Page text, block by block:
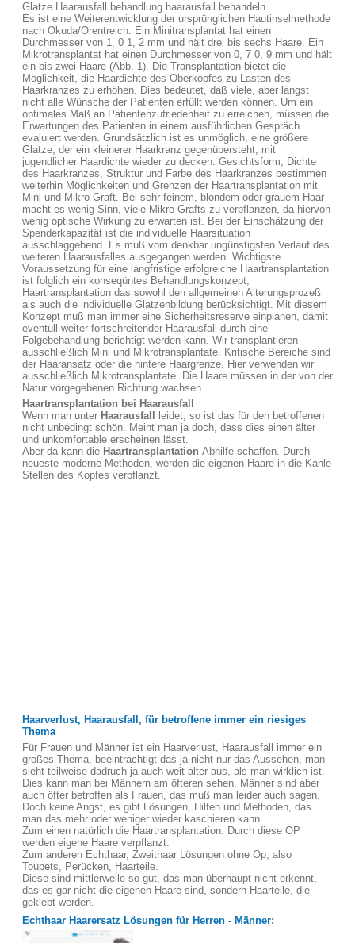
Glatze Haarausfall behandlung haarausfall behandeln
Es ist eine Weiterentwicklung der ursprünglichen Hautinselmethode
nach Okuda/Orentreich. Ein Minitransplantat hat einen
Durchmesser von 1, 0 1, 2 mm und hält drei bis sechs Haare. Ein
Mikrotransplantat hat einen Durchmesser von 0, 7 0, 9 mm und hält
ein bis zwei Haare (Abb. 1). Die Transplantation bietet die
Möglichkeit, die Haardichte des Oberkopfes zu Lasten des
Haarkranzes zu erhöhen. Dies bedeutet, daß viele, aber längst
nicht alle Wünsche der Patienten erfüllt werden können. Um ein
optimales Maß an Patientenzufriedenheit zu erreichen, müssen die
Erwartungen des Patienten in einem ausführlichen Gespräch
evaluiert werden. Grundsätzlich ist es unmöglich, eine größere
Glatze, der ein kleinerer Haarkranz gegenübersteht, mit
jugendlicher Haardichte wieder zu decken. Gesichtsform, Dichte
des Haarkranzes, Struktur und Farbe des Haarkranzes bestimmen
weiterhin Möglichkeiten und Grenzen der Haartransplantation mit
Mini und Mikro Graft. Bei sehr feinem, blondem oder grauem Haar
macht es wenig Sinn, viele Mikro Grafts zu verpflanzen, da hiervon
wenig optische Wirkung zu erwarten ist. Bei der Einschätzung der
Spenderkapazität ist die individuelle Haarsituation
ausschlaggebend. Es muß vom denkbar ungünstigsten Verlauf des
weiteren Haarausfalles ausgegangen werden. Wichtigste
Voraussetzung für eine langfristige erfolgreiche Haartransplantation
ist folglich ein konseqüntes Behandlungskonzept,
Haartransplantation das sowohl den allgemeinen Alterungsprozeß
als auch die individuelle Glatzenbildung berücksichtigt. Mit diesem
Konzept muß man immer eine Sicherheitsreserve einplanen, damit
eventüll weiter fortschreitender Haarausfall durch eine
Folgebehandlung berichtigt werden kann. Wir transplantieren
ausschließlich Mini und Mikrotransplantate. Kritische Bereiche sind
der Haaransatz oder die hintere Haargrenze. Hier verwenden wir
ausschließlich Mikrotransplantate. Die Haare müssen in der von der
Natur vorgegebenen Richtung wachsen.
Haartransplantation bei Haarausfall
Wenn man unter Haarausfall
leidet, so ist das für den betroffenen
nicht unbedingt schön. Meint man ja doch, dass dies einen älter
und unkomfortable erscheinen lässt.
Aber da kann die Haartransplantation Abhilfe schaffen. Durch
neueste moderne Methoden, werden die eigenen Haare in die Kahle
Stellen des Kopfes verpflanzt.
Haarverlust, Haarausfall, für betroffene immer ein riesiges
Thema
Für Frauen und Männer ist ein Haarverlust, Haarausfall immer ein
großes Thema, beeinträchtigt das ja nicht nur das Aussehen, man
sieht teilweise dadruch ja auch weit älter aus, als man wirklich ist.
Dies kann man bei Männern am öfteren sehen. Männer sind aber
auch öfter betroffen als Frauen, das muß man leider auch sagen.
Doch keine Angst, es gibt Lösungen, Hilfen und Methoden, das
man das mehr oder weniger wieder kaschieren kann.
Zum einen natürlich die Haartransplantation. Durch diese OP
werden eigene Haare verpflanzt.
Zum anderen Echthaar, Zweithaar Lösungen ohne Op, also
Toupets, Perücken, Haarteile.
Diese sind mittlerweile so gut, das man überhaupt nicht erkennt,
das es gar nicht die eigenen Haare sind, sondern Haarteile, die
geklebt werden.
Echthaar Haarersatz Lösungen für Herren - Männer: